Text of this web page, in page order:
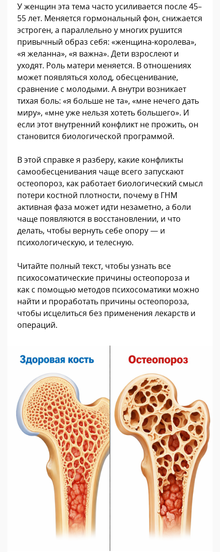
У женщин эта тема часто усиливается после 45–
55 лет. Меняется гормональный фон, снижается
эстроген, а параллельно у многих рушится
привычный образ себя: «женщина-королева»,
«я желанна», «я важна». Дети взрослеют и
уходят. Роль матери меняется. В отношениях
может появляться холод, обесценивание,
сравнение с молодыми. А внутри возникает
тихая боль: «я больше не та», «мне нечего дать
миру», «мне уже нельзя хотеть большего». И
если этот внутренний конфликт не прожить, он
становится биологической программой.
В этой справке я разберу, какие конфликты
самообесценивания чаще всего запускают
остеопороз, как работает биологический смысл
потери костной плотности, почему в ГНМ
активная фаза может идти незаметно, а боли
чаще появляются в восстановлении, и что
делать, чтобы вернуть себе опору — и
психологическую, и телесную.
Читайте полный текст, чтобы узнать все
психосоматические причины остеопороза и
как с помощью методов психосоматики можно
найти и проработать причины остеопороза,
чтобы исцелиться без применения лекарств и
операций.